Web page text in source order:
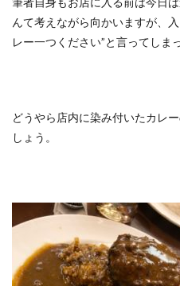
んて考えながら向かいますが、
レー一つください”と言ってしま
どうやら店内に染み付いたカレ
しょう。